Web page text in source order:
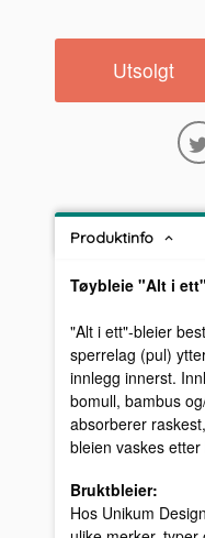
Utsolgt
Produktinfo
Tøybleie "Alt i
"Alt i ett"-bleier
sperrelag (pul)
innlegg innerst.
bomull, bambus
absorberer
bleien vaskes etter
Bruktbleier:
Hos Unikum